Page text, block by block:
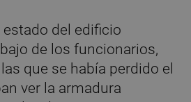
estado del edificio
de los funcionarios,
que se había perdido el
ver la armadura